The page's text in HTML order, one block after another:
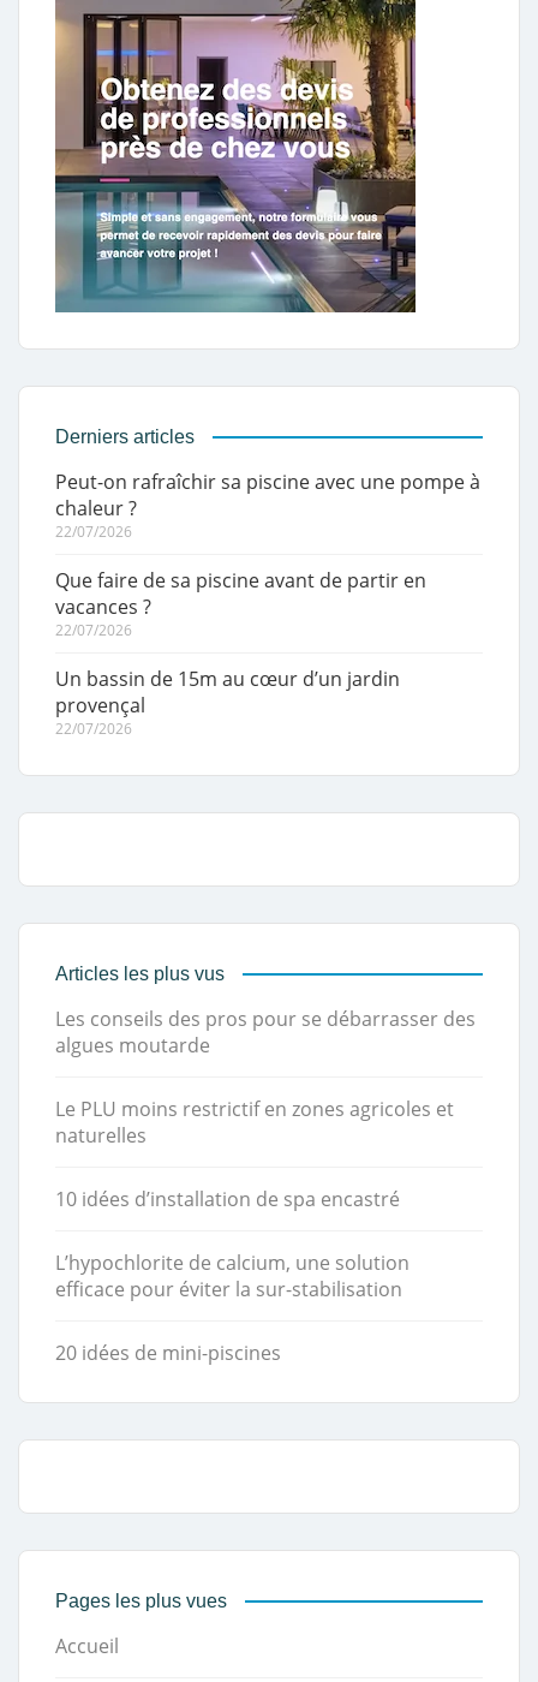
Derniers articles
Peut-on rafraîchir sa piscine avec une pompe à
chaleur ?
22/07/2026
Que faire de sa piscine avant de partir en
vacances ?
22/07/2026
Un bassin de 15m au cœur d’un jardin
provençal
22/07/2026
Articles les plus vus
Les conseils des pros pour se débarrasser des
algues moutarde
Le PLU moins restrictif en zones agricoles et
naturelles
10 idées d’installation de spa encastré
L’hypochlorite de calcium, une solution
efficace pour éviter la sur-stabilisation
20 idées de mini-piscines
Pages les plus vues
Accueil